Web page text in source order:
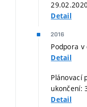
Detail
2016
Podpora
Detail
Plánovací
ukončení:
Detail